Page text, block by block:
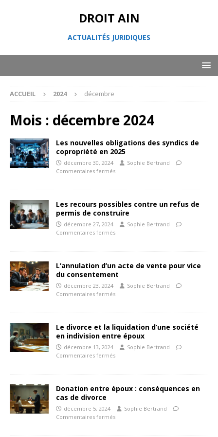
DROIT AIN
ACTUALITÉS JURIDIQUES
ACCUEIL 2024 décembre
Mois : décembre 2024
Les nouvelles obligations des syndics de
copropriété en 2025
décembre 30, 2024
Sophie Bertrand
Commentaires fermés
Les recours possibles contre un refus de
permis de construire
décembre 27, 2024
Sophie Bertrand
Commentaires fermés
L’annulation d’un acte de vente pour vice
du consentement
décembre 23, 2024
Sophie Bertrand
Commentaires fermés
Le divorce et la liquidation d’une société
en indivision entre époux
décembre 13, 2024
Sophie Bertrand
Commentaires fermés
Donation entre époux : conséquences en
cas de divorce
décembre 5, 2024
Sophie Bertrand
Commentaires fermés